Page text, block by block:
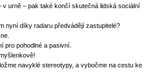
urně – pak také končí skutečná lidská sociální
nyní díky radaru předvádějí zastupitelé?
pro pohodlné a pasivní.
navyklé stereotypy, a vybočme na cestu ke